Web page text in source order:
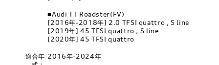
■Audi TT Roadster(FV)
[2016年-2018年] 2.0 TFSI quattro , S line
[2019年] 45 TFSI quattro , S line
[2020年] 45 TFSI quattro
適合年 2016年-2024年